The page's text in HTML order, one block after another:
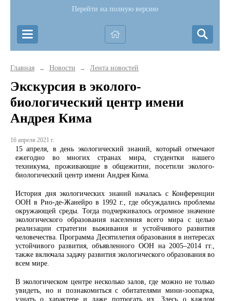
Перейти на полную версию
Главная → Новости → Лента новостей
Экскурсия в эколого-
биологический центр имени
Андрея Кима
16 апреля 2021 г.
15 апреля, в день экологический знаний, который отмечают
ежегодно во многих странах мира, студентки нашего
техникума, проживающие в общежитии, посетили эколого-
биологический центр имени Андрея Кима.
История дня экологических знаний началась с Конференции
ООН в Рио-де-Жанейро в 1992 г., где обсуждались проблемы
окружающей среды. Тогда подчеркивалось огромное значение
экологического образования населения всего мира с целью
реализации стратегии выживания и устойчивого развития
человечества. Программа Десятилетия образования в интересах
устойчивого развития, объявленного ООН на 2005–2014 гг.,
также включала задачу развития экологического образования во
всем мире.
В экологическом центре несколько залов, где можно не только
увидеть, но и познакомиться с обитателями мини-зоопарка,
узнать о характере и даже потрогать их. Здесь о каждом